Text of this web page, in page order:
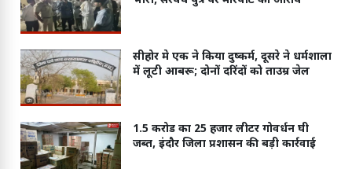
सीहोर मे एक ने किया दुष्कर्म, दूसरे ने धर्मशाला
में लूटी आबरू; दोनों दरिंदों को ताउम्र जेल
1.5 करोड का 25 हजार लीटर गोवर्धन घी
जब्त, इंदौर जिला प्रशासन की बड़ी कार्रवाई